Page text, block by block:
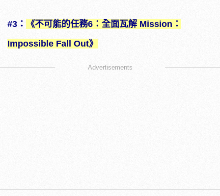
#3：
《不可能的任務6：全面瓦解 Mission：
Impossible Fall Out》
Advertisements